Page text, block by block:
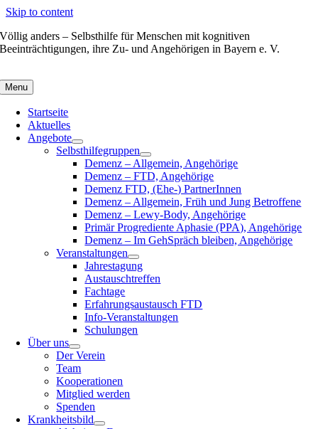
Skip to content
Völlig anders – Selbsthilfe für Menschen mit kognitiven
Beeinträchtigungen, ihre Zu- und Angehörigen in Bayern e. V.
Menu
Startseite
Aktuelles
Angebote
Selbsthilfegruppen
Demenz – Allgemein, Angehörige
Demenz – FTD, Angehörige
Demenz FTD, (Ehe-) PartnerInnen
Demenz – Allgemein, Früh und Jung Betroffene
Demenz – Lewy-Body, Angehörige
Primär Progrediente Aphasie (PPA), Angehörige
Demenz – Im GehSpräch bleiben, Angehörige
Veranstaltungen
Jahrestagung
Austauschtreffen
Fachtage
Erfahrungsaustausch FTD
Info-Veranstaltungen
Schulungen
Über uns
Der Verein
Team
Kooperationen
Mitglied werden
Spenden
Krankheitsbild